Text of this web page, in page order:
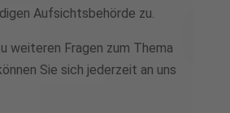
Aufsichtsbehörde zu.
weiteren Fragen zum Thema
Sie sich jederzeit an uns